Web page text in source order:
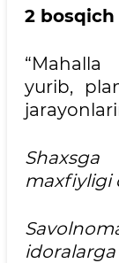
2
yurib,
maxfiyligi